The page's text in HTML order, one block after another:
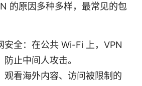
的原因多种多样，最常见的包
安全：在公共 Wi-Fi 上，VPN
止中间人攻击。
观看海外内容、访问被限制的